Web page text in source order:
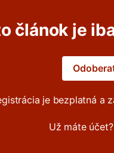
článok je
je bezplatná a
Už máte účet?